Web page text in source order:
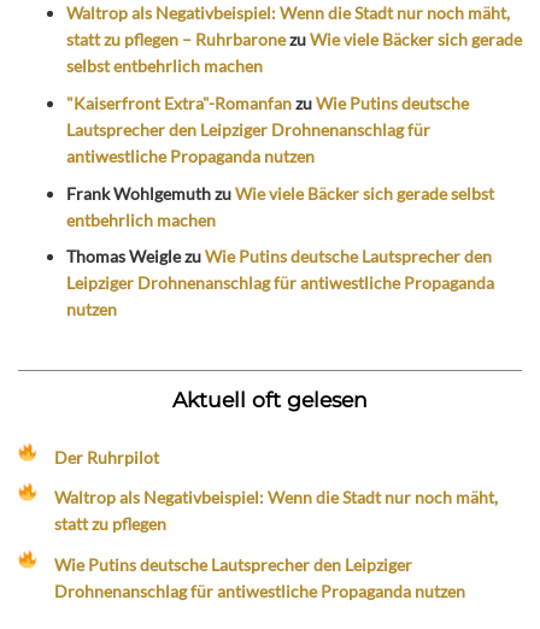
Waltrop als Negativbeispiel: Wenn die Stadt nur noch mäht,
statt zu pflegen – RuhrbaronezuWie viele Bäcker sich gerade
selbst entbehrlich machen
"Kaiserfront Extra"-RomanfanzuWie Putins deutsche
Lautsprecher den Leipziger Drohnenanschlag für
antiwestliche Propaganda nutzen
Frank WohlgemuthzuWie viele Bäcker sich gerade selbst
entbehrlich machen
Thomas WeiglezuWie Putins deutsche Lautsprecher den
Leipziger Drohnenanschlag für antiwestliche Propaganda
nutzen
Aktuell oft gelesen
Der Ruhrpilot
Waltrop als Negativbeispiel: Wenn die Stadt nur noch mäht,
statt zu pflegen
Wie Putins deutsche Lautsprecher den Leipziger
Drohnenanschlag für antiwestliche Propaganda nutzen